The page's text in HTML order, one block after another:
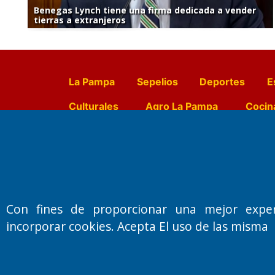
Benegas Lynch tiene una firma dedicada a vender
tierras a extranjeros
La Pampa Sepelios Deportes
Culturales
Agro La Pampa
Doctor Antonio
Primera edición: Domingo 3 de
Miembro de ADIRA,ADEPA y CPPAL
Con fines de proporcionar una mejor
incorporar cookies. Acepta El uso de las misma